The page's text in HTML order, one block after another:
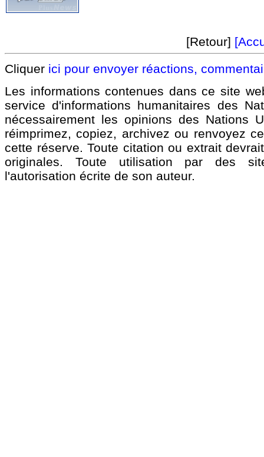
[Retour]
Cliquer ici pour envoyer réactions,
Les informations contenues dans ce site
service d'informations humanitaires des
nécessairement les opinions des Nations
réimprimez, copiez, archivez ou renvoyez
cette réserve. Toute citation ou extrait
originales. Toute utilisation par des
l'autorisation écrite de son auteur.